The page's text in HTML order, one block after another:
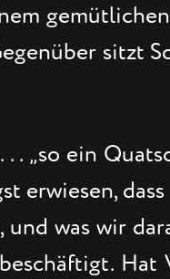
sitzt
„so ein
erwiesen,
was wir
Hat